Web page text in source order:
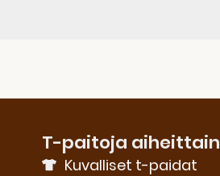
T-paitoja aiheittain
Kuvalliset t-paidat